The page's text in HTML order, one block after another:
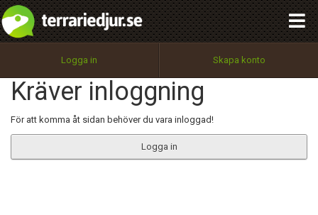
Logga in Skapa konto
Kräver inloggning
För att komma åt sidan behöver du vara inloggad!
Logga in
Utför
100%
OK
integritetspolicy
Namn:
Epost:
Begär nytt lösenord
Tillbaka till förstasidan